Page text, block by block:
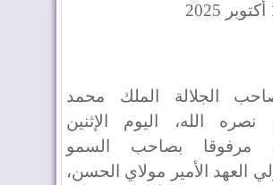
الجلالة الملك محمد
نصره الله، اليوم الإثنين
مرفوقا بصاحب السمو
العهد الأمير مولاي الحسن،